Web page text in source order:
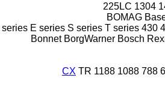
225LC 1304
BOMAG
430
series E series S series T series
Bonnet BorgWarner Bosch
788
1088
1188
CX TR